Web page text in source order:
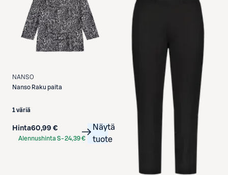
NANSO
Nanso Raku paita
1 väriä
Hinta60,99 €
Alennushinta S-24,39 €
Näytä
tuote